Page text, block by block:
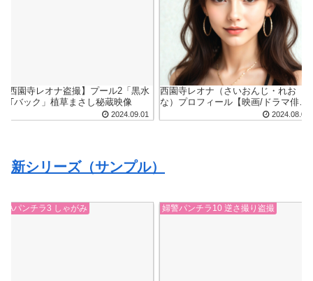
西園寺レオナ盗撮】プール2「黒水
Tバック」植草まさし秘蔵映像
2024.09.01
西園寺レオナ（さいおんじ・れお
な）プロフィール【映画/ドラマ俳
2024.08.01
新シリーズ（サンプル）
CAパンチラ3 しゃがみ 婦警パンチラ10 逆さ撮り盗撮